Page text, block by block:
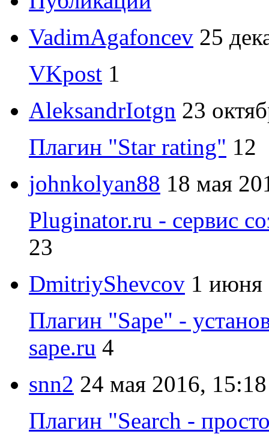
VadimAgafoncev 25
VKpost 1
AleksandrIotgn 23
Плагин "Star rating" 12
johnkolyan88 18 мая
Pluginator.ru - сервис
23
DmitriyShevcov 1 июня
Плагин "Sape" -
sape.ru 4
snn2 24 мая 2016, 15:18
Плагин "Search -